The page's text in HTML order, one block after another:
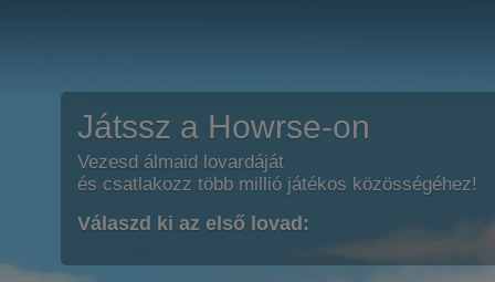
Játssz a Howrse-on
Vezesd álmaid lovardáját
és csatlakozz több millió játékos közösségéhez!
Válaszd ki az első lovad: